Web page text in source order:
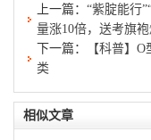
上一篇： “紫腚能行
量涨10倍，送考旗
下一篇：
【科普】
类
相似文章